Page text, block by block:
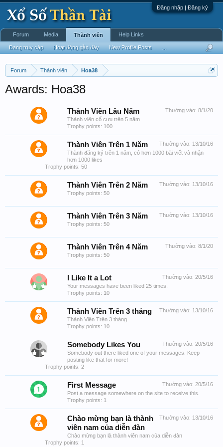
Đăng nhập | Đăng ký
Forum Thành viên Hoa38
Awards: Hoa38
Thưởng vào: 8/1/20
Thành Viên Lâu Năm
Thành viên cổ cựu trên 5 năm
Trophy points: 100
Thưởng vào: 13/10/16
Thành Viên Trên 1 Năm
Thành đăng ký trên 1 năm, có hơn 1000 bài viết và nhận
hơn 1000 likes
Trophy points: 50
Thưởng vào: 13/10/16
Thành Viên Trên 2 Năm
Trophy points: 50
Thưởng vào: 13/10/16
Thành Viên Trên 3 Năm
Trophy points: 50
Thưởng vào: 8/1/20
Thành Viên Trên 4 Năm
Trophy points: 50
Thưởng vào: 20/5/16
I Like It a Lot
Your messages have been liked 25 times.
Trophy points: 10
Thưởng vào: 13/10/16
Thành Viên Trên 3 tháng
Thành Viên Trên 3 tháng
Trophy points: 10
Thưởng vào: 20/5/16
Somebody Likes You
Somebody out there liked one of your messages. Keep
posting like that for more!
Trophy points: 2
Thưởng vào: 20/5/16
First Message
Post a message somewhere on the site to receive this.
Trophy points: 1
Thưởng vào: 13/10/16
Chào mừng bạn là thành
viên nam của diễn đàn
Chào mừng bạn là thành viên nam của diễn đàn
Trophy points: 1
Forum Media Thành viên
Đang truy cập Hoạt động gần đây New Profile Posts
Help Links